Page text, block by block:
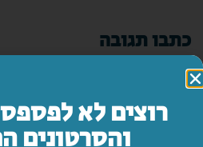
כתבו תגובה
רוצים לא
והסרטונים